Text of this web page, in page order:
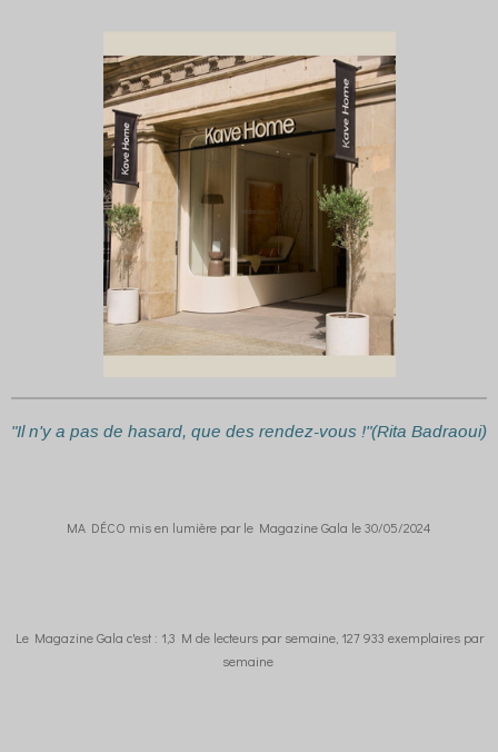
"Il n'y a pas de hasard, que des rendez-vous !"(Rita Badraoui)
MA DÉCO mis en lumière par le Magazine Gala le 30/05/2024
Le Magazine Gala c'est : 1,3 M de lecteurs par semaine, 127 933 exemplaires par
semaine